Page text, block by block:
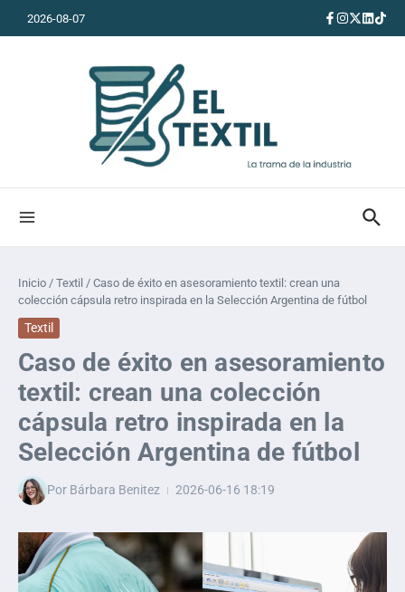
2026-08-07
Inicio / Textil / Caso de éxito en asesoramiento textil: crean una
colección cápsula retro inspirada en la Selección Argentina de fútbol
Textil
Caso de éxito en asesoramiento
textil: crean una colección
cápsula retro inspirada en la
Selección Argentina de fútbol
Por Bárbara Benitez 2026-06-16 18:19